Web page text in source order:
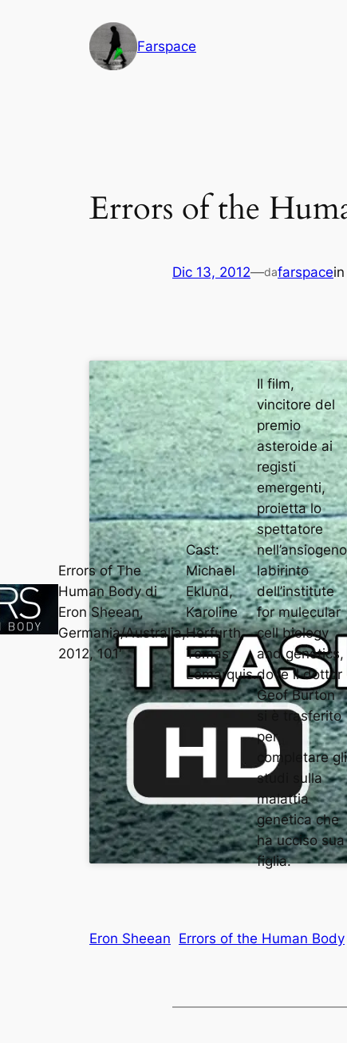
Farspace
Errors of the
Dic 13, 2012—dafarspacein
Errors of The
Human Body di
Eron Sheean,
Germania/Australia,
2012, 101′
Cast:
Michael
Eklund,
Karoline
Herfurth,
Tomas
Lemarquis.
Il film,
vincitore del
premio
asteroide ai
registi
emergenti,
proietta lo
spettatore
nell’ansiogeno
labirinto
dell’institute
for mulecular
cell biology
and genetics,
dove il dottor
Geof Burton
si è trasferito
per
completare gli
studi sulla
malattia
genetica che
ha ucciso sua
figlia.
Eron Sheean Errors of the Human Body